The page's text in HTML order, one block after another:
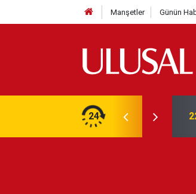
Manşetler Günün
24
başkanı YENİ Parti'ye katıldı